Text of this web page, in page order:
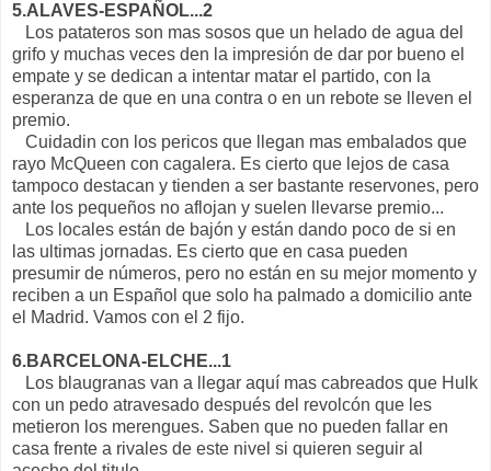
5.ALAVES-ESPAÑOL...2
Los patateros son mas sosos que un helado de agua del
grifo y muchas veces den la impresión de dar por bueno el
empate y se dedican a intentar matar el partido, con la
esperanza de que en una contra o en un rebote se lleven el
premio.
Cuidadin con los pericos que llegan mas embalados que
rayo McQueen con cagalera. Es cierto que lejos de casa
tampoco destacan y tienden a ser bastante reservones, pero
ante los pequeños no aflojan y suelen llevarse premio...
Los locales están de bajón y están dando poco de si en
las ultimas jornadas. Es cierto que en casa pueden
presumir de números, pero no están en su mejor momento y
reciben a un Español que solo ha palmado a domicilio ante
el Madrid. Vamos con el 2 fijo.
6.BARCELONA-ELCHE...1
Los blaugranas van a llegar aquí mas cabreados que Hulk
con un pedo atravesado después del revolcón que les
metieron los merengues. Saben que no pueden fallar en
casa frente a rivales de este nivel si quieren seguir al